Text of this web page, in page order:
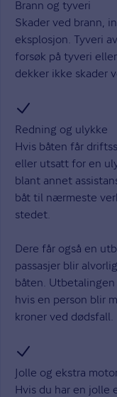
Brann og tyveri
Skader ved brann,
eksplosjon. Tyveri
forsøk på tyveri
dekker ikke skader
Redning og ulykke
Hvis båten får
eller utsatt for en
blant annet
båt til nærmeste
stedet.
Dere får også en
passasjer blir
båten.
hvis en person blir
kroner ved dødsfall.
Jolle og ekstra
Hvis du har en jolle